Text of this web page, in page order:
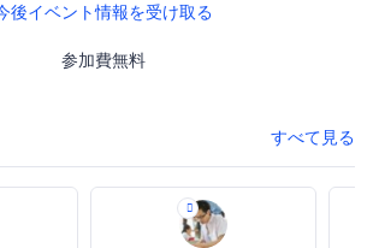
後イベント情報を受け取る
参加費無料
すべて見る